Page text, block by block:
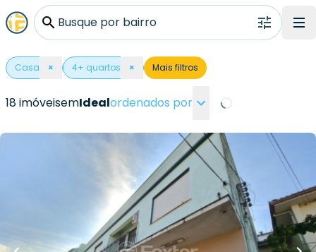
Busque por bairro
Casa × 4+ quartos × Mais filtros
18 imóveisemIdealordenados por
1.200.000,00
quartos• banheiro
vagas
Avenida Coronel Frederico Linck
Ideal,Novo